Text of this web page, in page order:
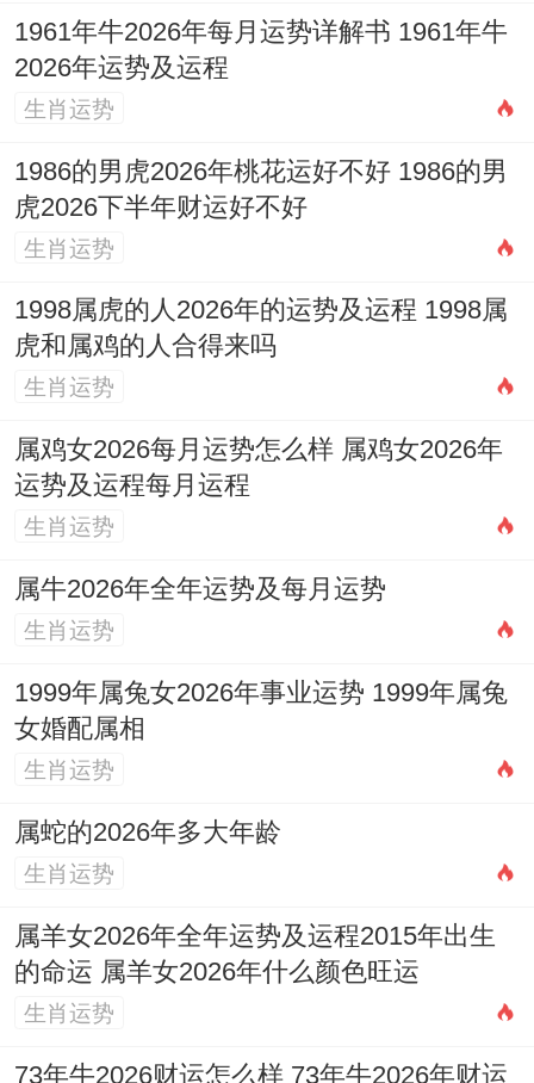
口衔钱币坐于宝葫芦与元宝之上构成，在命
理意象中金蟾为旺财灵物，葫芦有化煞收纳
之功，元宝标记财富根基。
对于2026年求财机遇与压力并存的属猪人
士。此物既能助益财气聚集，其水属性
（蟾、葫芦）也能暗中生扶亥水日主，起到
平衡火旺、稳固根基的标记作用，此非信
仰，而是一种文化心理上的积极暗示与能量
聚焦。
月度运势掠影：流年整体框架下，每月干支
变化犹如乐章中的不同音节。
开局规划但需防口舌；农历四月（癸巳
月），水火激荡，财运波动中隐藏机遇；农
历七月（丙申月），火金相克，出行安全与
文书契约需仔细；农历十月（己亥月），亥
水伏吟，易感思绪反复，宜静心，每月气运
流转，提醒我们既要把握年运主线，也需依
据实际境遇灵活调整步伐，在动态中寻求最
优路径。
终身局流年互参：详细来讲2026年的丙午能
量。将怎样与个人生辰八字中的月令提纲、
日主坐基及大运走势发生化学反应，才是精
1961年牛2026年每月运势详解书 1961年牛
2026年运势及运程
生肖运势
1986的男虎2026年桃花运好不好 1986的男
虎2026下半年财运好不好
生肖运势
1998属虎的人2026年的运势及运程 1998属
虎和属鸡的人合得来吗
生肖运势
属鸡女2026每月运势怎么样 属鸡女2026年
运势及运程每月运程
生肖运势
属牛2026年全年运势及每月运势
生肖运势
1999年属兔女2026年事业运势 1999年属兔
女婚配属相
生肖运势
属蛇的2026年多大年龄
生肖运势
属羊女2026年全年运势及运程2015年出生
的命运 属羊女2026年什么颜色旺运
生肖运势
73年牛2026财运怎么样 73年牛2026年财运